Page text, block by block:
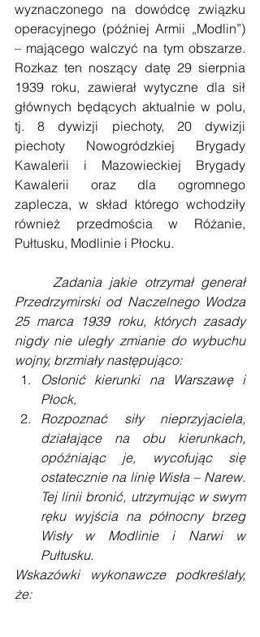
wyznaczonego na dowódcę związku
operacyjnego (później Armii „Modlin”)
– mającego walczyć na tym obszarze.
Rozkaz ten noszący datę 29 sierpnia
1939 roku, zawierał wytyczne dla sił
głównych będących aktualnie w polu,
tj. 8 dywizji piechoty, 20 dywizji
piechoty Nowogródzkiej Brygady
Kawalerii i Mazowieckiej Brygady
Kawalerii oraz dla ogromnego
zaplecza, w skład którego wchodziły
również przedmościa w Różanie,
Pułtusku, Modlinie i Płocku.
Przedrzymirski od Naczelnego Wodza
25 marca 1939 roku, których zasady
nigdy nie uległy zmianie do wybuchu
wojny, brzmiały następująco:
Osłonić kierunki na Warszawę i
Płock,
Rozpoznać siły nieprzyjaciela,
działające na obu kierunkach,
opóźniając je, wycofując się
ostatecznie na linię Wisła – Narew.
Tej linii bronić, utrzymując w swym
ręku wyjścia na północny brzeg
Wisły w Modlinie i Narwi w
Pułtusku.
Wskazówki wykonawcze podkreślały,
że: